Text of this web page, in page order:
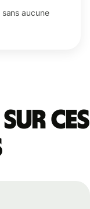
aucune
ces